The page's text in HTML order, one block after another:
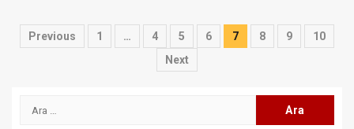
Yazı
Previous 1 … 4 5 6 7 8 9
10
Next
Arama: